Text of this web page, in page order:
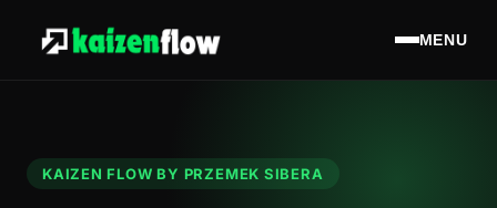
MENU
KAIZEN FLOW BY PRZEMEK SIBERA